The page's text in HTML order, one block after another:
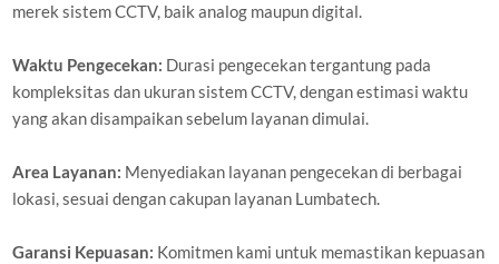
merek sistem CCTV, baik analog maupun digital.
Waktu Pengecekan: Durasi pengecekan tergantung pada
kompleksitas dan ukuran sistem CCTV, dengan estimasi waktu
yang akan disampaikan sebelum layanan dimulai.
Area Layanan: Menyediakan layanan pengecekan di berbagai
lokasi, sesuai dengan cakupan layanan Lumbatech.
Garansi Kepuasan: Komitmen kami untuk memastikan kepuasan